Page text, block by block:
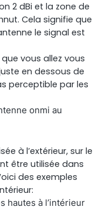
signaux
2 dBi et la zone de
Cela signifie que
le signal est
vous allez vous
en dessous de
perceptible par les
à l’extérieur, sur le
être utilisée dans
des exemples
hautes à l’intérieur